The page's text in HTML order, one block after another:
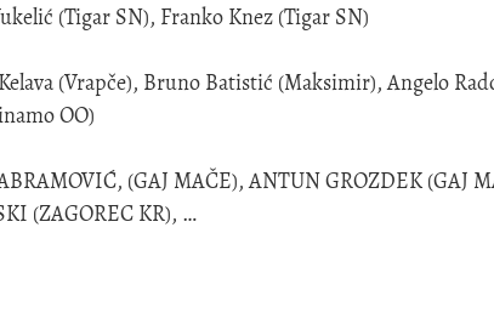
(Tigar SN), Franko Knez (Tigar SN)
(Vrapče), Bruno Batistić (Maksimir), Angelo
OO)
(GAJ MAČE), ANTUN GROZDEK (GAJ
(ZAGOREC KR), …